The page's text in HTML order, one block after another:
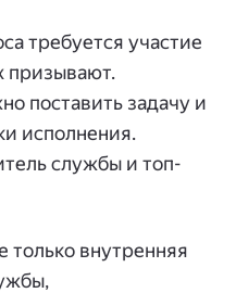
требуется участие
призывают.
поставить задачу и
исполнения.
службы и топ-
только внутренняя